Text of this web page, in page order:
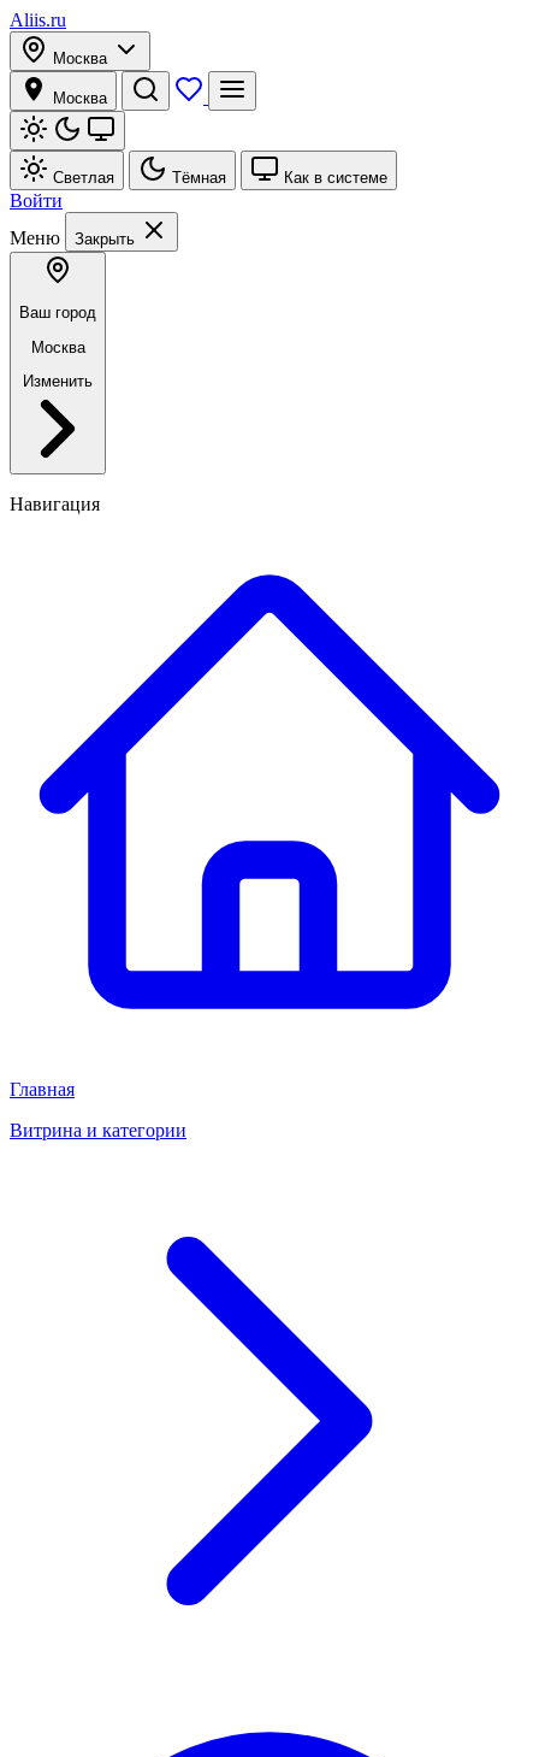
Aliis.ru
Москва
Москва
Светлая Тёмная Как в системе
Войти
Меню
Закрыть
Ваш город
Москва
Изменить
Навигация
Главная
Витрина и категории